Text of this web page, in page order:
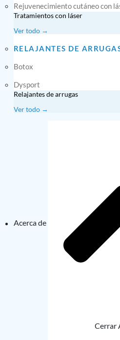
Rejuvenecimiento cutáneo con
Tratamientos con láser
Ver todo →
RELAJANTES DE
Botox
Dysport
Relajantes de arrugas
Ver todo →
Acerca de
Cerrar